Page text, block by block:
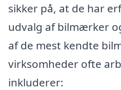
sikker på, at de har
udvalg af bilmærker
af de mest kendte
virksomheder ofte
inkluderer: